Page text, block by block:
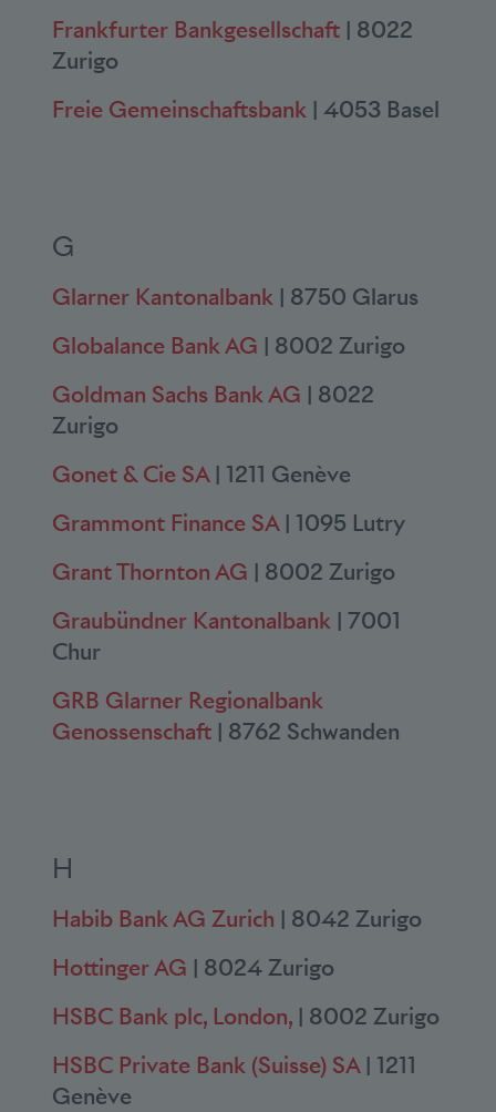
Frankfurter Bankgesellschaft | 8022
Zurigo
Freie Gemeinschaftsbank | 4053 Basel
G
Glarner Kantonalbank | 8750 Glarus
Globalance Bank AG | 8002 Zurigo
Goldman Sachs Bank AG | 8022
Zurigo
Gonet & Cie SA| 1211 Genève
Grammont Finance SA| 1095 Lutry
Grant Thornton AG | 8002 Zurigo
Graubündner Kantonalbank | 7001
Chur
GRB Glarner Regionalbank
Genossenschaft | 8762 Schwanden
H
Habib Bank AG Zurich | 8042 Zurigo
Hottinger AG | 8024 Zurigo
HSBC Bank plc, London, | 8002 Zurigo
HSBC Private Bank (Suisse) SA| 1211
Genève